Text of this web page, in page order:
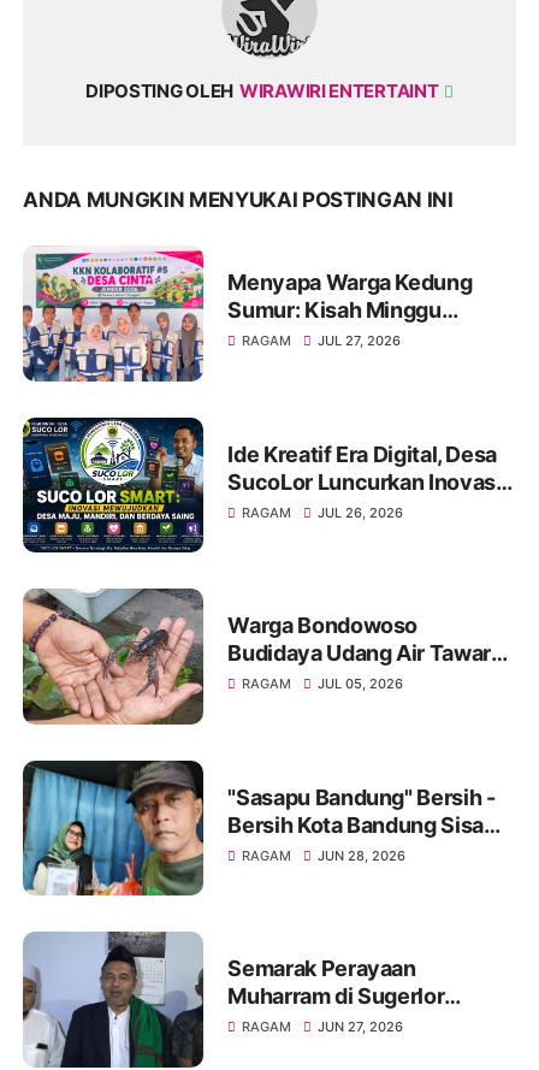
DIPOSTING OLEH WIRAWIRI ENTERTAINT
ANDA MUNGKIN MENYUKAI POSTINGAN INI
Menyapa Warga Kedung
Sumur: Kisah Minggu
Pertama KKN Desa Bagon
RAGAM JUL 27, 2026
Ide Kreatif Era Digital, Desa
SucoLor Luncurkan Inovasi
"SUCOLOR SMART"
RAGAM JUL 26, 2026
Warga Bondowoso
Budidaya Udang Air Tawar
Hasilkan Cuan Yang Luar
RAGAM JUL 05, 2026
"Sasapu Bandung" Bersih -
Bersih Kota Bandung Sisa
Bongkaran Bangunan Liar
RAGAM JUN 28, 2026
Semarak Perayaan
Muharram di Sugerlor
Maesan Bondowoso Santuni
RAGAM JUN 27, 2026